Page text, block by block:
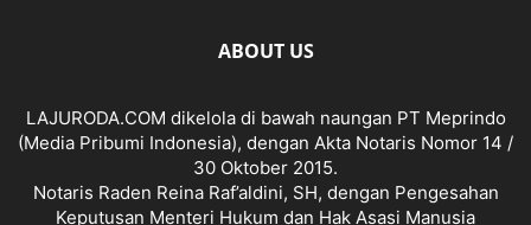
ABOUT US
LAJURODA.COM dikelola di bawah naungan PT Meprindo
(Media Pribumi Indonesia), dengan Akta Notaris Nomor 14 /
30 Oktober 2015.
Notaris Raden Reina Raf’aldini, SH, dengan Pengesahan
Keputusan Menteri Hukum dan Hak Asasi Manusia